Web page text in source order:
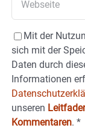
Mit der
sich mit der
Daten durch
Informationen
unseren
Kommentaren. *